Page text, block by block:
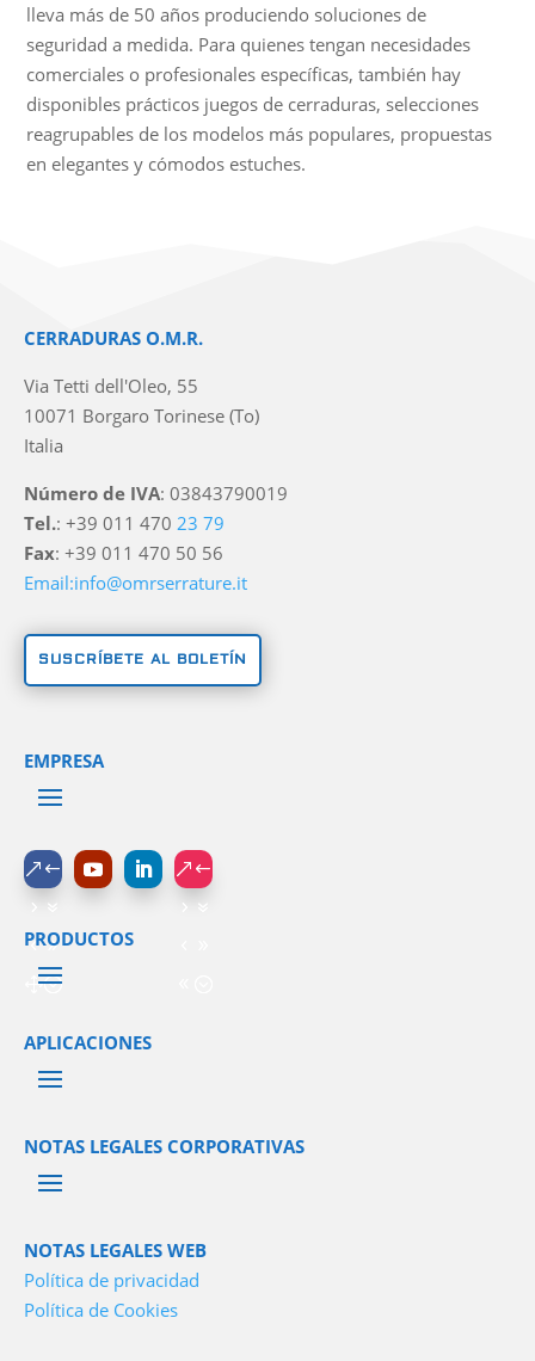
lleva más de 50 años produciendo soluciones de
seguridad a medida. Para quienes tengan necesidades
comerciales o profesionales específicas, también hay
disponibles prácticos juegos de cerraduras, selecciones
reagrupables de los modelos más populares, propuestas
en elegantes y cómodos estuches.
CERRADURAS O.M.R.
Via Tetti dell'Oleo, 55
10071 Borgaro Torinese (To)
Italia
Número de IVA: 03843790019
Tel.: +39 011 470 23 79
Fax: +39 011 470 50 56
Email:info@omrserrature.it
SUSCRÍBETE AL BOLETÍN
EMPRESA
PRODUCTOS
APLICACIONES
NOTAS LEGALES CORPORATIVAS
NOTAS LEGALES WEB
Política de privacidad
Política de Cookies